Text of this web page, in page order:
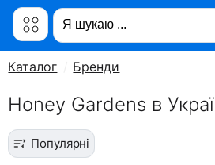
Каталог Бренди
Honey Gardens в
Популярні